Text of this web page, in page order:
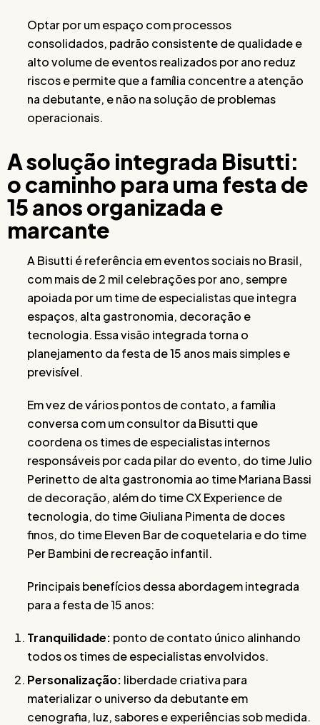
Optar por um espaço com processos
consolidados, padrão consistente de qualidade e
alto volume de eventos realizados por ano reduz
riscos e permite que a família concentre a atenção
na debutante, e não na solução de problemas
operacionais.
A solução integrada Bisutti:
o caminho para uma festa de
15 anos organizada e
marcante
A Bisutti é referência em eventos sociais no Brasil,
com mais de 2 mil celebrações por ano, sempre
apoiada por um time de especialistas que integra
espaços, alta gastronomia, decoração e
tecnologia. Essa visão integrada torna o
planejamento da festa de 15 anos mais simples e
previsível.
Em vez de vários pontos de contato, a família
conversa com um consultor da Bisutti que
coordena os times de especialistas internos
responsáveis por cada pilar do evento, do time Julio
Perinetto de alta gastronomia ao time Mariana Bassi
de decoração, além do time CX Experience de
tecnologia, do time Giuliana Pimenta de doces
finos, do time Eleven Bar de coquetelaria e do time
Per Bambini de recreação infantil.
Principais benefícios dessa abordagem integrada
para a festa de 15 anos:
Tranquilidade: ponto de contato único alinhando
todos os times de especialistas envolvidos.
Personalização: liberdade criativa para
materializar o universo da debutante em
cenografia, luz, sabores e experiências sob medida.